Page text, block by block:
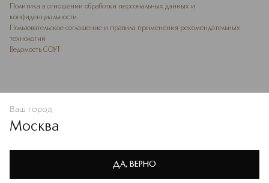
Политике конфиденциальности
В КОРЗИНУ
Политика в отношении обработки персональных данных и
конфиденциальности
Пользовательское соглашение и правила применения рекомендательных
технологий
Ведомость СОУТ
Ваш город
Москва
ДА, ВЕРНО